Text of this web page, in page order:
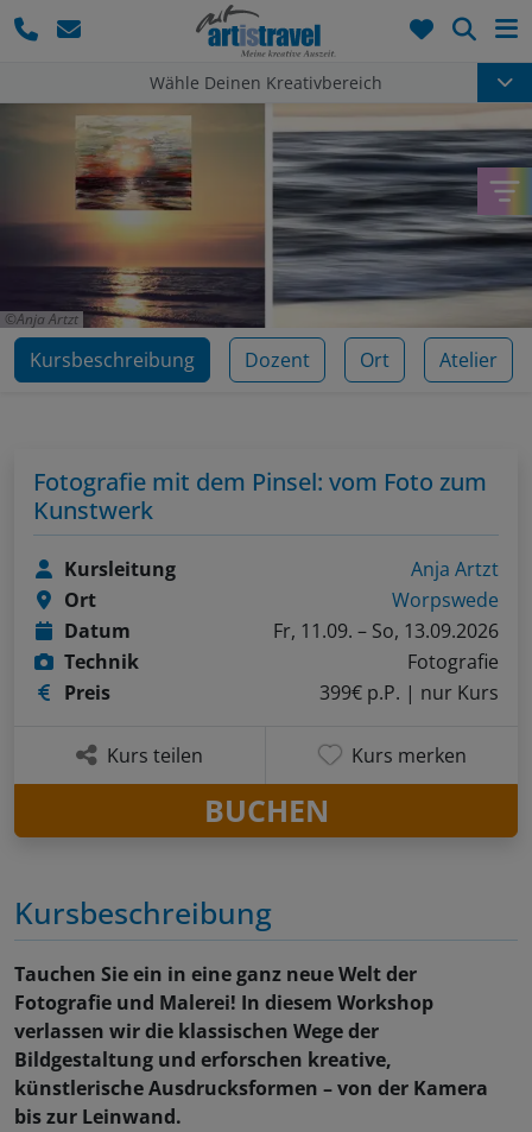
Wähle Deinen Kreativbereich
Anja Artzt
Kursbeschreibung Dozent Ort Atelier
Kursbeschreibung
Tauchen Sie ein in eine ganz neue Welt der
Fotografie und Malerei! In diesem Workshop
verlassen wir die klassischen Wege der
Bildgestaltung und erforschen kreative,
künstlerische Ausdrucksformen – von der Kamera
bis zur Leinwand.
Fotografie mit dem Pinsel: vom Foto zum
Kunstwerk
Kursleitung
Anja Artzt
Ort
Worpswede
Datum
Fr, 11.09. – So, 13.09.2026
Technik
Fotografie
Preis
399€ p.P. | nur Kurs
Kurs teilen Kurs merken
BUCHEN